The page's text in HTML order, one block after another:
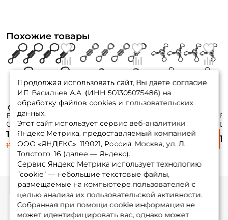
Похожие товары
Вертлюжки
Orange Art. #4
28кг. 10шт.
120 ₽
170 ₽
Rolling #4 35кг.
10шт.
125 ₽
DS 7000 #6 26кг.
10шт.
120 ₽
Продолжая использовать сайт, Вы даете согласие
ИП Васильев А.А. (ИНН 501305075486) на
обработку файлов cookies и пользовательских
данных.
Этот сайт использует сервис веб-аналитики
Яндекс Метрика, предоставляемый компанией
ООО «ЯНДЕКС», 119021, Россия, Москва, ул. Л.
Толстого, 16 (далее — Яндекс).
Сервис Яндекс Метрика использует технологию
“cookie” — небольшие текстовые файлы,
размещаемые на компьютере пользователей с
целью анализа их пользовательской активности.
Собранная при помощи cookie информация не
может идентифицировать вас, однако может
Информация